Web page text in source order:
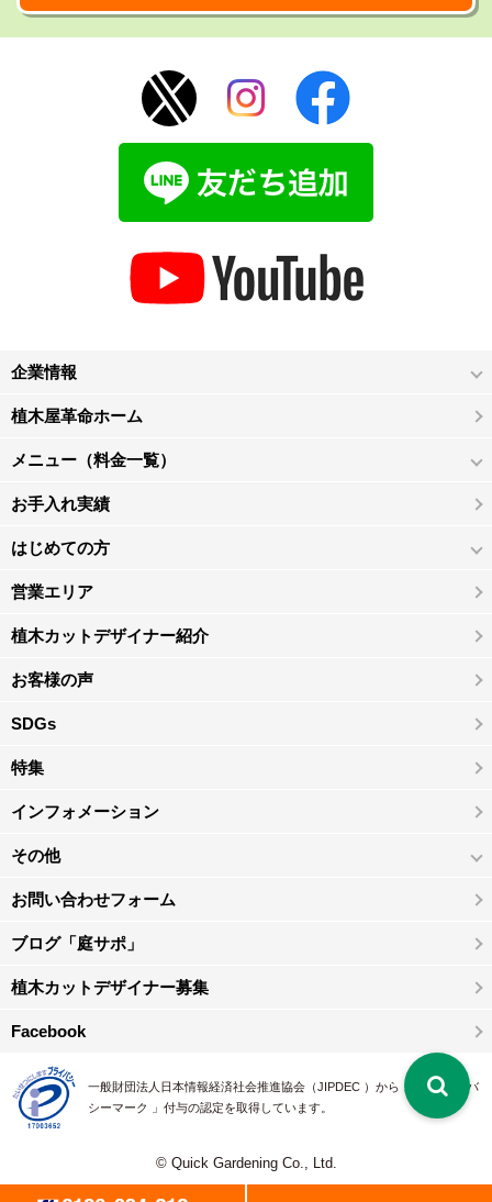
企業情報
植木屋革命ホーム
メニュー（料金一覧）
お手入れ実績
はじめての方
営業エリア
植木カットデザイナー紹介
お客様の声
SDGs
特集
インフォメーション
その他
お問い合わせフォーム
ブログ「庭サポ」
植木カットデザイナー募集
Facebook
一般財団法人日本情報経済社会推進協会（JIPDEC ）から 、「 プライバ
シーマーク 」付与の認定を取得しています。
© Quick Gardening Co., Ltd.